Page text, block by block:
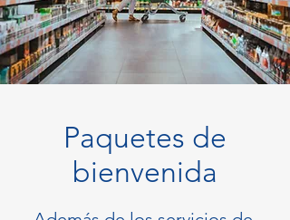
WhatsApp 604417021
Paquetes de
bienvenida